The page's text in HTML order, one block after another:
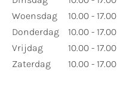
Woensdag
Donderdag
Vrijdag
Zaterdag
10.00 - 17.00
10.00 - 17.00
10.00 - 17.00
10.00 - 17.00